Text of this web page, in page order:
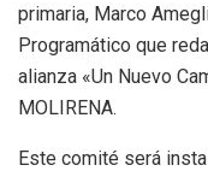
primaria, Marco
Programático que
alianza «Un Nuevo
MOLIRENA.
Este comité será